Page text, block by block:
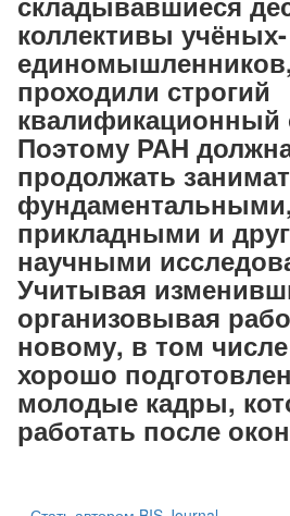
коллективы учёных-
проходили строгий
квалификационный
Поэтому РАН
продолжать
прикладными и
научными
Учитывая
организовывая
новому, в том
хорошо
молодые кадры,
работать после